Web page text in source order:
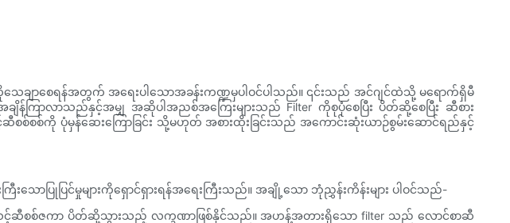
ာစေရန်အတွက် အရေးပါသောအခန်းကဏ္ဍမှပါဝင်ပါသည်။ ၎င်းသည် အင်ဂျင်ထဲသို့ မရောက်ရှိမီ
န်ကြာလာသည်နှင့်အမျှ အဆိုပါအညစ်အကြေးများသည် Filter ကိုစုပုံစေပြီး ပိတ်ဆို့စေပြီး ဆီစား
စစ်စစ်ကို ပုံမှန်ဆေးကြောခြင်း သို့မဟုတ် အစားထိုးခြင်းသည် အကောင်းဆုံးယာဉ်စွမ်းဆောင်ရည်နှင့်
သောပြုပြင်မှုများကိုရှောင်ရှားရန်အရေးကြီးသည်။ အချို့သော ဘုံညွှန်းကိန်းများ ပါဝင်သည်-
ဆီစစ်ဇကာ ပိတ်ဆို့သွားသည့် လက္ခဏာဖြစ်နိုင်သည်။ အဟန့်အတားရှိသော filter သည် လောင်စာဆီ